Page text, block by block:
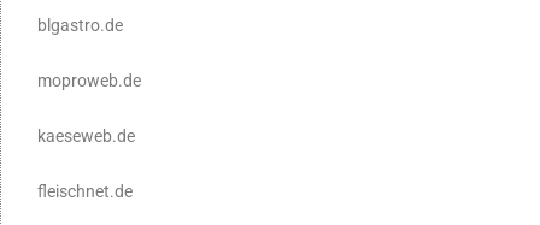
blgastro.de
moproweb.de
kaeseweb.de
fleischnet.de